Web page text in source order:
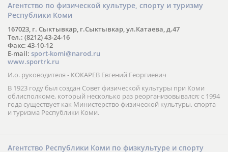
Агентство по физической культуре, спорту и туризму
Республики Коми
167023, г. Сыктывкар, г.Сыктывкар, ул.Катаева, д.47
Тел.: (8212) 43-24-16
Факс: 43-10-12
E-mail: sport-komi@narod.ru
www.sportrk.ru
И.о. руководителя - КОКАРЕВ Евгений Георгиевич
В 1923 году был создан Совет физической культуры при Коми
облисполкоме, который несколько раз реорганизовывался; с 1994
года существует как Министерство физической культуры, спорта
и туризма Республики Коми.
Агентство Республики Коми по физкультуре и спорту